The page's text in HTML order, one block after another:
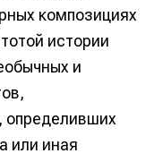
композициях
истории
и
определивших
или иная